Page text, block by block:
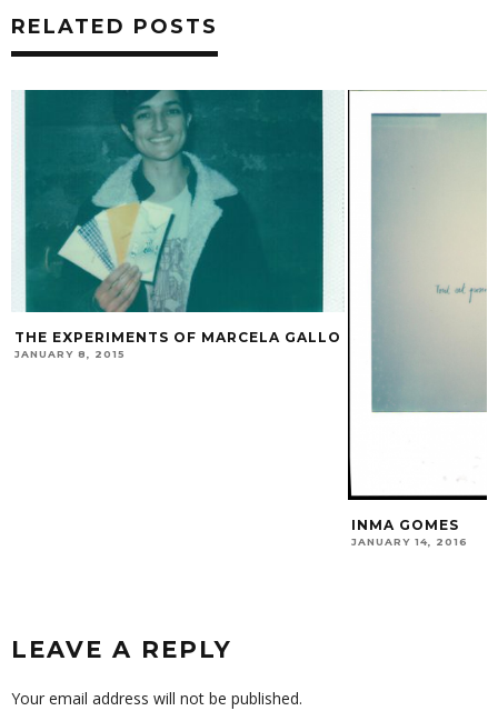
RELATED POSTS
LEAVE A REPLY
Your email address will not be published.